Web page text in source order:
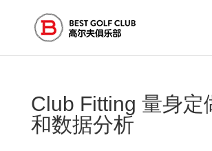
Club Fitting 量身定
和数据分析